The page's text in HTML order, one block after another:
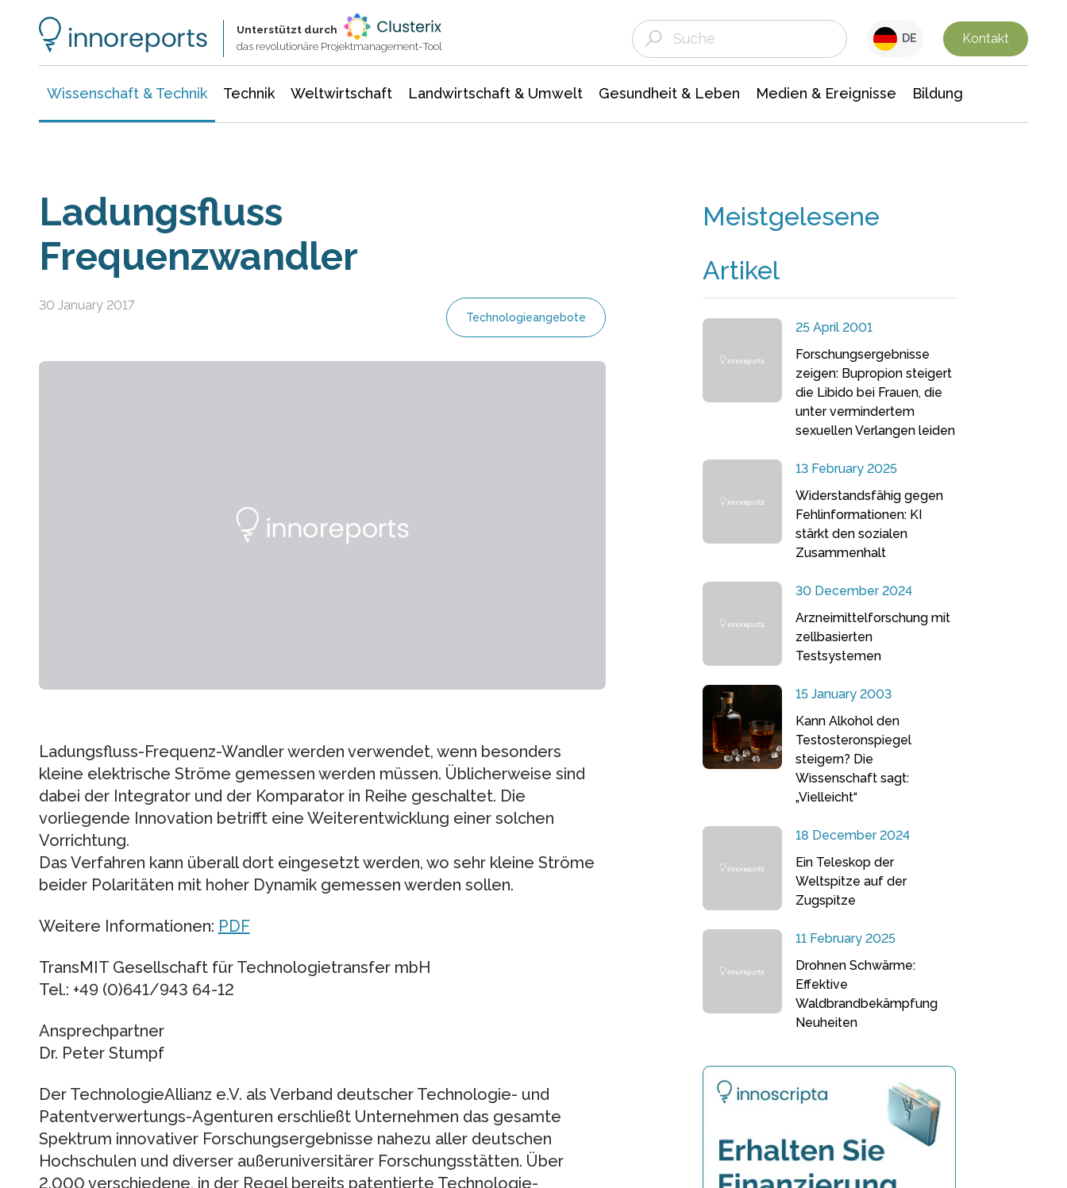
Unterstützt durch
das revolutionäre Projektmanagement-Tool
DE Kontakt
Wissenschaft & Technik Technik Weltwirtschaft Landwirtschaft & Umwelt Gesundheit & Leben Medien & Ereignisse Bildung
Ladungsfluss
Frequenzwandler
30 January 2017
Technologieangebote
Ladungsfluss-Frequenz-Wandler werden verwendet, wenn besonders
kleine elektrische Ströme gemessen werden müssen. Üblicherweise sind
dabei der Integrator und der Komparator in Reihe geschaltet. Die
vorliegende Innovation betrifft eine Weiterentwicklung einer solchen
Vorrichtung.
Das Verfahren kann überall dort eingesetzt werden, wo sehr kleine Ströme
beider Polaritäten mit hoher Dynamik gemessen werden sollen.
Weitere Informationen: PDF
TransMIT Gesellschaft für Technologietransfer mbH
Tel.: +49 (0)641/943 64-12
Ansprechpartner
Dr. Peter Stumpf
Der TechnologieAllianz e.V. als Verband deutscher Technologie- und
Patentverwertungs-Agenturen erschließt Unternehmen das gesamte
Spektrum innovativer Forschungsergebnisse nahezu aller deutschen
Hochschulen und diverser außeruniversitärer Forschungsstätten. Über
2.000 verschiedene, in der Regel bereits patentierte Technologie-
Meistgelesene
Artikel
25 April 2001
Forschungsergebnisse
zeigen: Bupropion steigert
die Libido bei Frauen, die
unter vermindertem
sexuellen Verlangen leiden
13 February 2025
Widerstandsfähig gegen
Fehlinformationen: KI
stärkt den sozialen
Zusammenhalt
30 December 2024
Arzneimittelforschung mit
zellbasierten
Testsystemen
15 January 2003
Kann Alkohol den
Testosteronspiegel
steigern? Die
Wissenschaft sagt:
„Vielleicht“
18 December 2024
Ein Teleskop der
Weltspitze auf der
Zugspitze
11 February 2025
Drohnen Schwärme:
Effektive
Waldbrandbekämpfung
Neuheiten